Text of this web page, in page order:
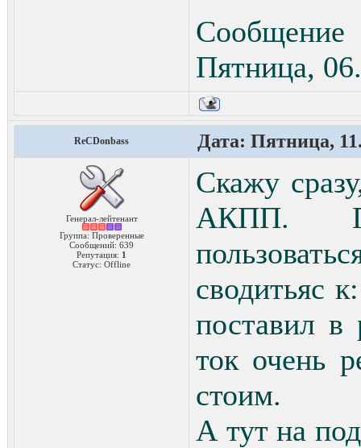
Пятница,
ReCDonbass Дата: Пятница,
Генерал-лейтенант
Группа: Проверенные
Сообщений: 639
Репутация: 1
Статус: Offline
Скажу
АКПП.
сводитьяс
поставил
ток очень
стоим.
А тут на